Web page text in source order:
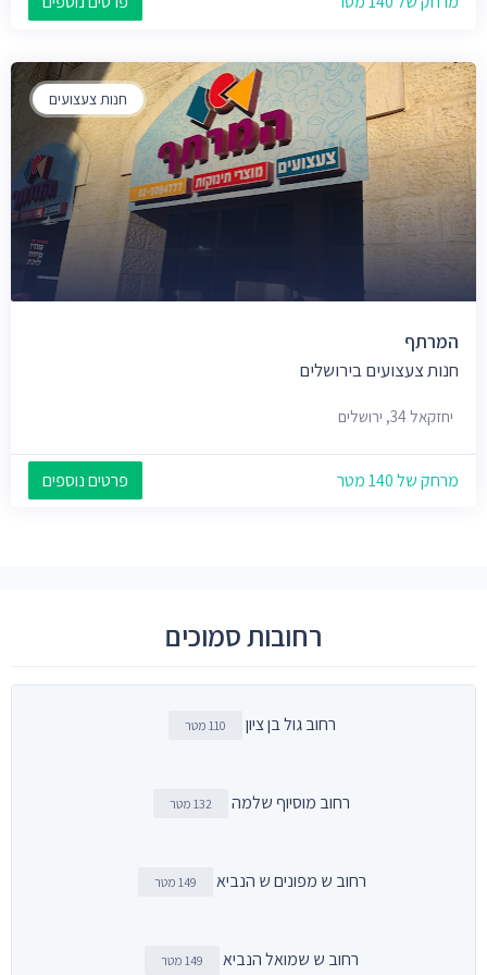
חנות צעצועים
המרתף
חנות צעצועים בירושלים
יחזקאל 34, ירושלים
מרחק של 140 מטר פרטים נוספים
רחובות סמוכים
רחוב גול בן ציון 110 מטר
רחוב מוסיוף שלמה 132 מטר
רחוב ש מפונים ש הנביא 149 מטר
רחוב ש שמואל הנביא 149 מטר